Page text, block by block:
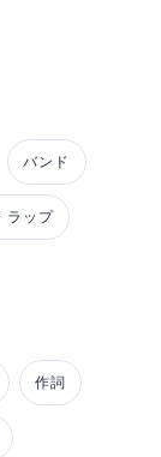
バンド
ラップ
作詞